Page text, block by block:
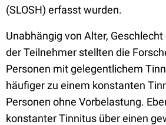
(SLOSH) erfasst wurden.
Unabhängig von Alter,
der Teilnehmer stellten die
Personen mit gelegentlichem
häufiger zu einem konstanten
Personen ohne Vorbelastung.
konstanter Tinnitus über einen